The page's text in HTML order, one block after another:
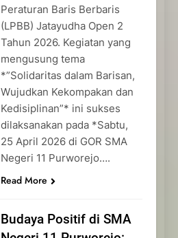
Peraturan Baris Berbaris
(LPBB) Jatayudha Open 2
Tahun 2026. Kegiatan yang
mengusung tema
*”Solidaritas dalam Barisan,
Wujudkan Kekompakan dan
Kedisiplinan”* ini sukses
dilaksanakan pada *Sabtu,
25 April 2026 di GOR SMA
Negeri 11 Purworejo….
Read More
Budaya Positif di SMA